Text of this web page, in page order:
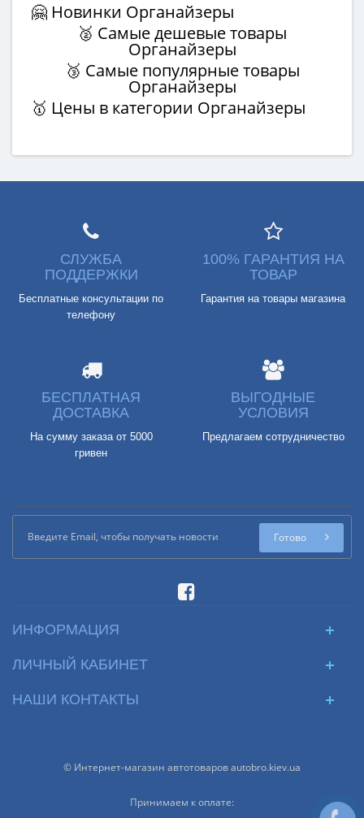
🤗 Новинки Органайзеры
🥈 Самые дешевые товары
Органайзеры
🥉 Самые популярные товары
Органайзеры
🥇 Цены в категории Органайзеры
СЛУЖБА
ПОДДЕРЖКИ
Бесплатные консультации по
телефону
100% ГАРАНТИЯ НА
ТОВАР
Гарантия на товары магазина
БЕСПЛАТНАЯ
ДОСТАВКА
На сумму заказа от 5000
гривен
ВЫГОДНЫЕ
УСЛОВИЯ
Предлагаем сотрудничество
Готово
ИНФОРМАЦИЯ
ЛИЧНЫЙ КАБИНЕТ
НАШИ КОНТАКТЫ
© Интернет-магазин автотоваров autobro.kiev.ua
Принимаем к оплате: